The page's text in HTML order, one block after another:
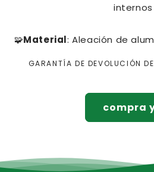
internos
🧩Material: Aleación de
GARANTÍA DE DEVOLUCIÓN
compra